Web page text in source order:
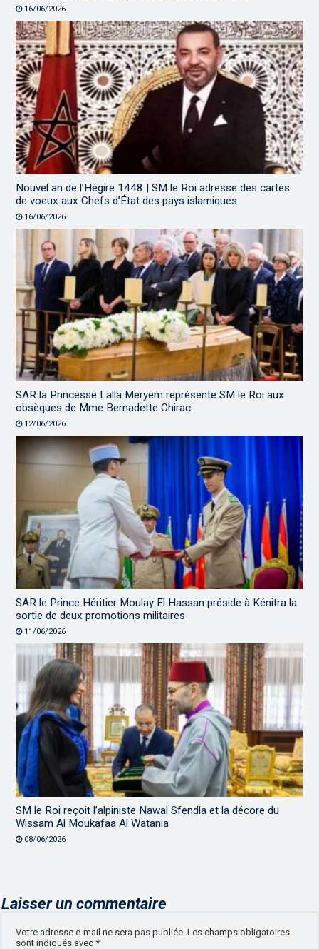
16/06/2026
Nouvel an de l’Hégire 1448 | SM le Roi adresse des cartes
de voeux aux Chefs d’État des pays islamiques
16/06/2026
SAR la Princesse Lalla Meryem représente SM le Roi aux
obsèques de Mme Bernadette Chirac
12/06/2026
SAR le Prince Héritier Moulay El Hassan préside à Kénitra la
sortie de deux promotions militaires
11/06/2026
SM le Roi reçoit l’alpiniste Nawal Sfendla et la décore du
Wissam Al Moukafaa Al Watania
08/06/2026
Laisser un commentaire
Votre adresse e-mail ne sera pas publiée. Les champs obligatoires
sont indiqués avec*